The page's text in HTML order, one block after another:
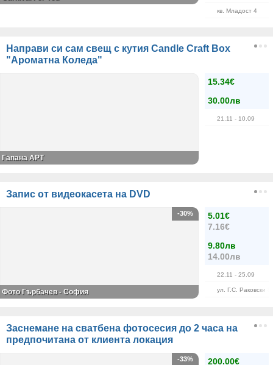
кв. Младост 4
Направи си сам свещ с кутия Candle Craft Box
"Ароматна Коледа"
15.34€
30.00лв
21.11 - 10.09
Гапана АРТ
Запис от видеокасета на DVD
5.01€
7.16€
9.80лв
14.00лв
22.11 - 25.09
ул. Г.С. Раковски
-30%
Фото Гърбачев - София
Заснемане на сватбена фотосесия до 2 часа на
предпочитана от клиента локация
200.00€
-33%